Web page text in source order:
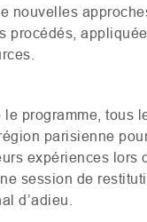
nouvelles
procédés,
le programme, tous
parisienne
expériences lors
session de
d’adieu.